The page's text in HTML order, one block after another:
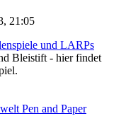
21:05
und LARPs
Bleistift - hier findet
Pen and Paper